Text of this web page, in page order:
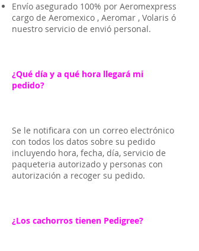
Envío asegurado 100% por Aeromexpress
cargo de Aeromexico , Aeromar , Volaris ó
nuestro servicio de envió personal.
¿Qué día y a qué hora llegará mi
pedido?
Se le notificara con un correo electrónico
con todos los datos sobre su pedido
incluyendo hora, fecha, día, servicio de
paqueteria autorizado y personas con
autorización a recoger su pedido.
¿Los cachorros tienen Pedigree?